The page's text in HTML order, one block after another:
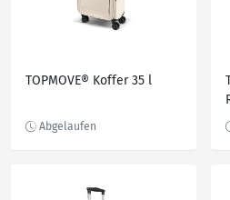
TOPMOVE® Koffer 35 l